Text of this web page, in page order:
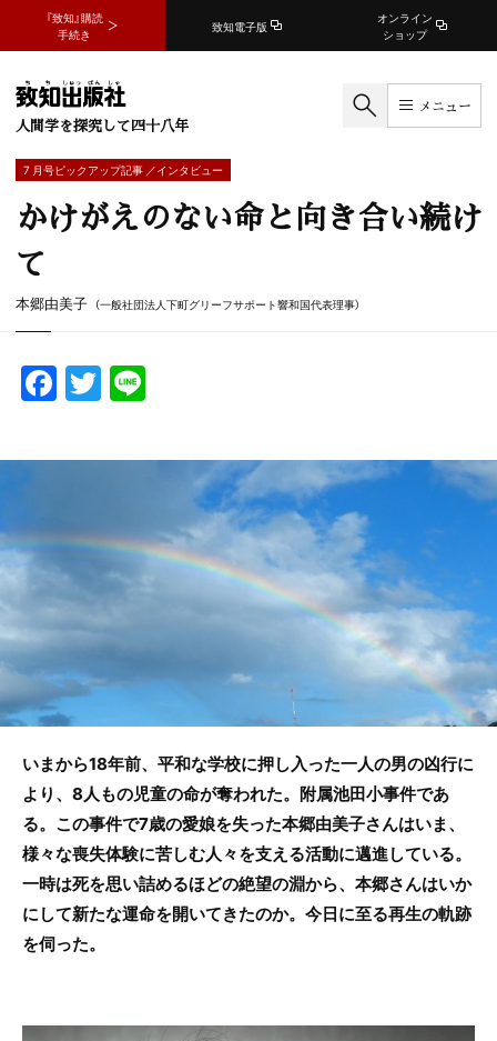
『致知』購読
手続き
致知電子版
オンライン
ショップ
人間学を探究して四十八年
メニュー
7 月号ピックアップ記事 ／インタビュー
かけがえのない命と向き合い続け
て
本郷由美子 （一般社団法人下町グリーフサポート響和国代表理事）
F
a
c
b
o
o
k
T
w
itte
いまから18年前、平和な学校に押し入った一人の男の凶行に
より、8人もの児童の命が奪われた。附属池田小事件であ
る。この事件で7歳の愛娘を失った本郷由美子さんはいま、
様々な喪失体験に苦しむ人々を支える活動に邁進している。
一時は死を思い詰めるほどの絶望の淵から、本郷さんはいか
にして新たな運命を開いてきたのか。今日に至る再生の軌跡
を伺った。